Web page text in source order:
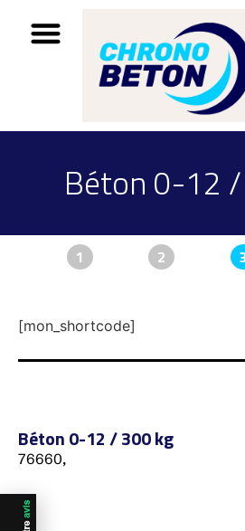
Béton 0-12
1 2
[mon_shortcode]
Béton 0-12 / 300 kg
76660,